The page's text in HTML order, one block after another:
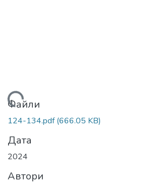
Файли
124-134.pdf(666.05 KB)
Дата
2024
Автори